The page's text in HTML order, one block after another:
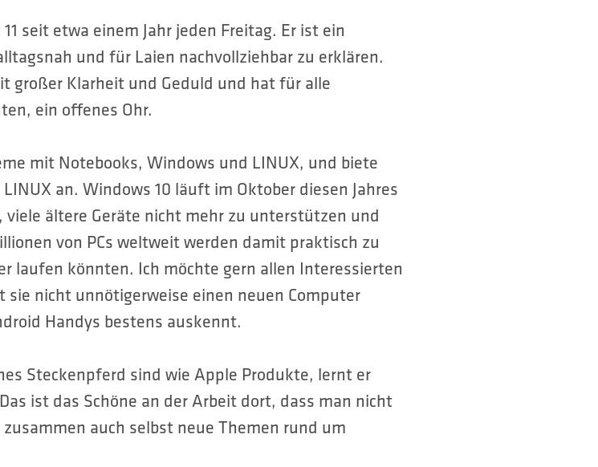
seit etwa einem Jahr jeden Freitag. Er ist ein
und für Laien nachvollziehbar zu erklären.
großer Klarheit und Geduld und hat für alle
ein offenes Ohr.
mit Notebooks, Windows und LINUX, und biete
an. Windows 10 läuft im Oktober diesen Jahres
ältere Geräte nicht mehr zu unterstützen und
von PCs weltweit werden damit praktisch zu
laufen könnten. Ich möchte gern allen Interessierten
nicht unnötigerweise einen neuen Computer
Handys bestens auskennt.
Steckenpferd sind wie Apple Produkte, lernt er
ist das Schöne an der Arbeit dort, dass man nicht
auch selbst neue Themen rund um